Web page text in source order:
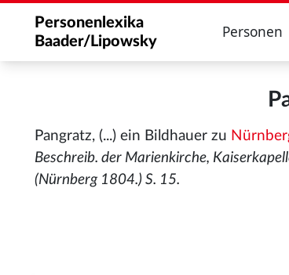
Personenlexika
Baader/Lipowsky
Personen
Pangratz, (...) ein Bildhauer zu
Beschreib. der Marienkirche,
(Nürnberg 1804.) S. 15.